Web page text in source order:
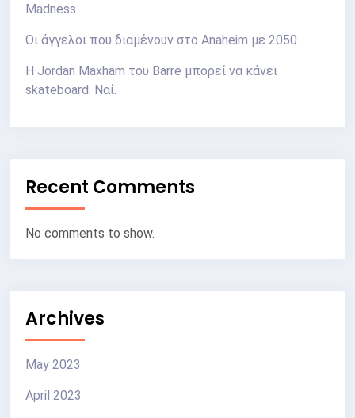
Madness
Οι άγγελοι που διαμένουν στο Anaheim με 2050
Η Jordan Maxham του Barre μπορεί να κάνει
skateboard. Ναί.
Recent Comments
No comments to show.
Archives
May 2023
April 2023